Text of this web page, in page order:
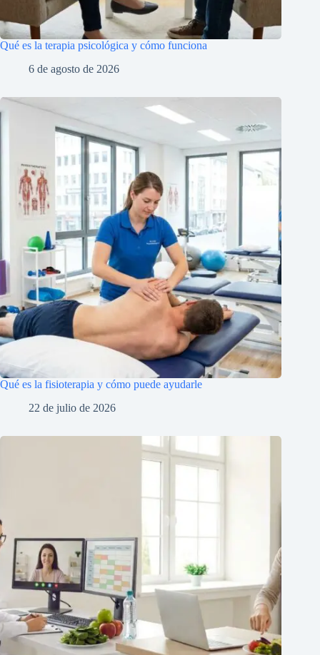
Qué es la terapia psicológica y cómo funciona
6 de agosto de 2026
Qué es la fisioterapia y cómo puede ayudarle
22 de julio de 2026